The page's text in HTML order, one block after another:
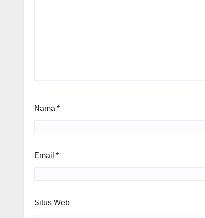
Nama *
Email *
Situs Web